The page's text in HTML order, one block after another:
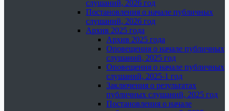
слушаний, 2026 год
Постановления о начале публичных
слушаний, 2026 год
Архив 2025 года
Архив 2025 года
Оповещения о начале публичных
слушаний, 2025 год
Оповещения о начале публичных
слушаний, 2025-1 год
Заключения о результатах
публичных слушаний, 2025 год
Постановления о начале